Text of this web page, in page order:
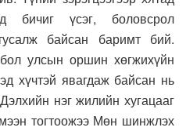
үсэг, боловсрол
байсан баримт бий.
улсын оршин хөгжихүйн
хүчтэй явагдаж байсан нь
нэг жилийн хугацааг
тогтоожээ Мөн шинжлэх